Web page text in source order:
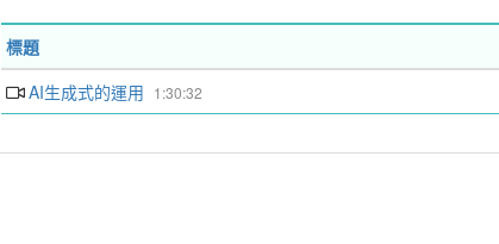
標題
1:30:32
AI生成式的運用